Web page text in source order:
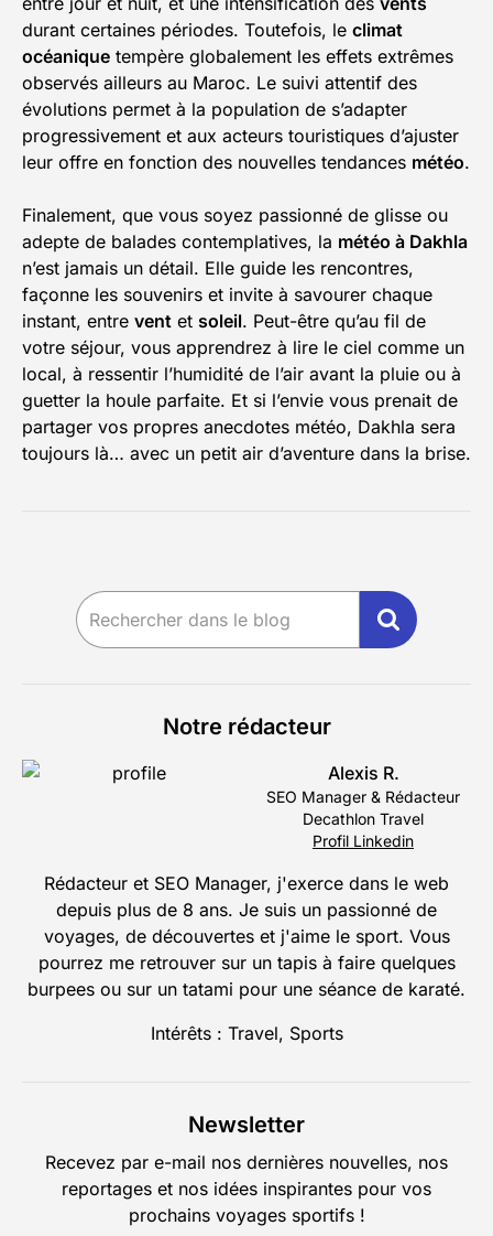
durant certaines périodes. Toutefois, le climat
océanique tempère globalement les effets extrêmes
observés ailleurs au Maroc. Le suivi attentif des
évolutions permet à la population de s’adapter
progressivement et aux acteurs touristiques d’ajuster
leur offre en fonction des nouvelles tendances météo.
Finalement, que vous soyez passionné de glisse ou
adepte de balades contemplatives, la météo à Dakhla
n’est jamais un détail. Elle guide les rencontres,
façonne les souvenirs et invite à savourer chaque
instant, entre vent et soleil. Peut-être qu’au fil de
votre séjour, vous apprendrez à lire le ciel comme un
local, à ressentir l’humidité de l’air avant la pluie ou à
guetter la houle parfaite. Et si l’envie vous prenait de
partager vos propres anecdotes météo, Dakhla sera
toujours là… avec un petit air d’aventure dans la brise.
Notre rédacteur
Alexis R.
SEO Manager & Rédacteur
Decathlon Travel
Profil Linkedin
Rédacteur et SEO Manager, j'exerce dans le web
depuis plus de 8 ans. Je suis un passionné de
voyages, de découvertes et j'aime le sport. Vous
pourrez me retrouver sur un tapis à faire quelques
burpees ou sur un tatami pour une séance de karaté.
Intérêts : Travel, Sports
Newsletter
Recevez par e-mail nos dernières nouvelles, nos
reportages et nos idées inspirantes pour vos
prochains voyages sportifs !